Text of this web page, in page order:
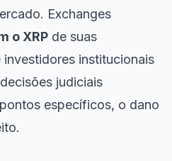
Exchanges
o XRP de suas
institucionais
judiciais
específicos, o dano